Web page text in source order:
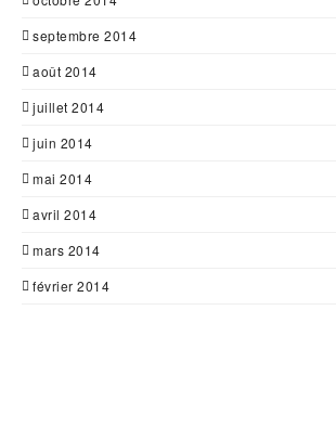
septembre 2014
août 2014
juillet 2014
juin 2014
mai 2014
avril 2014
mars 2014
février 2014